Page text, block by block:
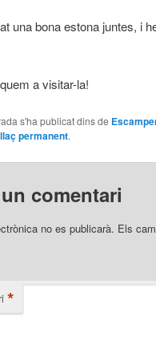
una bona estona juntes, i
a visitar-la!
s'ha publicat dins de
permanent.
comentari
no es publicarà. Els
*